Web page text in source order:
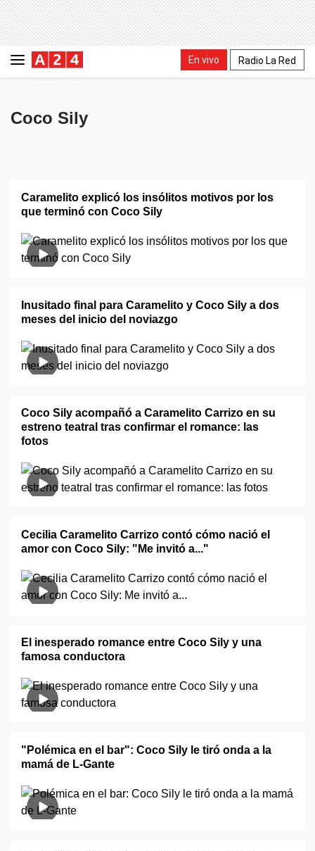
En vivo Radio La Red
Coco Sily
Caramelito explicó los insólitos motivos por los
que terminó con Coco Sily
Inusitado final para Caramelito y Coco Sily a dos
meses del inicio del noviazgo
Coco Sily acompañó a Caramelito Carrizo en su
estreno teatral tras confirmar el romance: las
fotos
Cecilia Caramelito Carrizo contó cómo nació el
amor con Coco Sily: "Me invitó a..."
El inesperado romance entre Coco Sily y una
famosa conductora
"Polémica en el bar": Coco Sily le tiró onda a la
mamá de L-Gante